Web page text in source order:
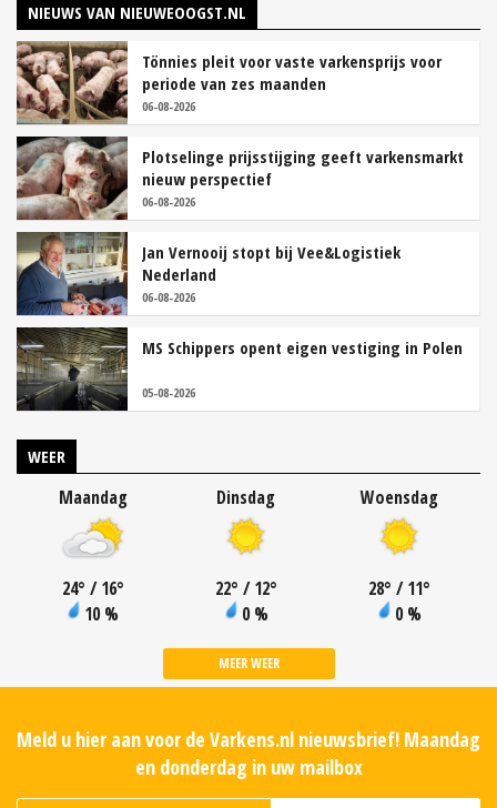
NIEUWS VAN NIEUWEOOGST.NL
Tönnies pleit voor vaste varkensprijs voor
periode van zes maanden
06-08-2026
Plotselinge prijsstijging geeft varkensmarkt
nieuw perspectief
06-08-2026
Jan Vernooij stopt bij Vee&Logistiek
Nederland
06-08-2026
MS Schippers opent eigen vestiging in Polen
05-08-2026
WEER
Maandag
24° / 16°
10 %
Dinsdag
22° / 12°
0 %
Woensdag
28° / 11°
0 %
MEER WEER
Meld u hier aan voor de Varkens.nl nieuwsbrief! Maandag
en donderdag in uw mailbox